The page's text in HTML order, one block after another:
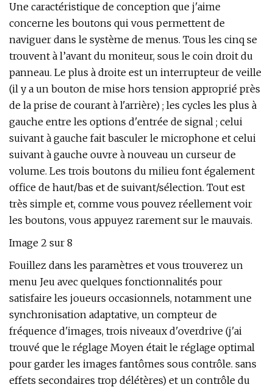
Une caractéristique de conception que j'aime
concerne les boutons qui vous permettent de
naviguer dans le système de menus. Tous les cinq se
trouvent à l’avant du moniteur, sous le coin droit du
panneau. Le plus à droite est un interrupteur de veille
(il y a un bouton de mise hors tension approprié près
de la prise de courant à l'arrière) ; les cycles les plus à
gauche entre les options d'entrée de signal ; celui
suivant à gauche fait basculer le microphone et celui
suivant à gauche ouvre à nouveau un curseur de
volume. Les trois boutons du milieu font également
office de haut/bas et de suivant/sélection. Tout est
très simple et, comme vous pouvez réellement voir
les boutons, vous appuyez rarement sur le mauvais.
Image 2 sur 8
Fouillez dans les paramètres et vous trouverez un
menu Jeu avec quelques fonctionnalités pour
satisfaire les joueurs occasionnels, notamment une
synchronisation adaptative, un compteur de
fréquence d'images, trois niveaux d'overdrive (j'ai
trouvé que le réglage Moyen était le réglage optimal
pour garder les images fantômes sous contrôle. sans
effets secondaires trop délétères) et un contrôle du